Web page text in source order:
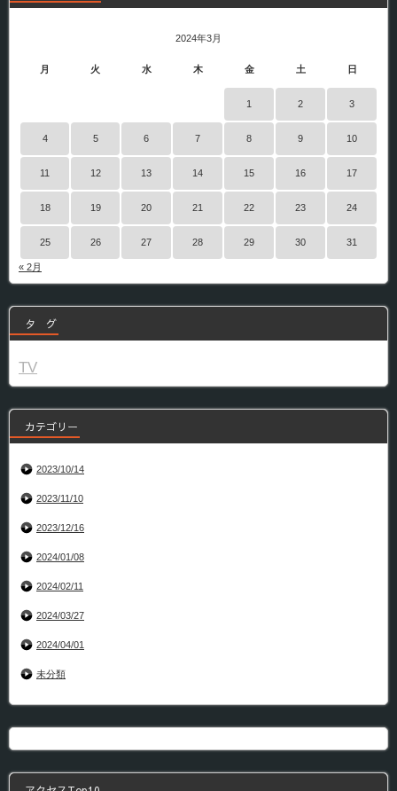
2024年3月
月 火 水 木 金 土 日
1 2 3
4 5 6 7 8 9 10
11 12 13 14 15 16 17
18 19 20 21 22 23 24
25 26 27 28 29 30 31
« 2月
タ グ
TV
カテゴリー
2023/10/14
2023/11/10
2023/12/16
2024/01/08
2024/02/11
2024/03/27
2024/04/01
未分類